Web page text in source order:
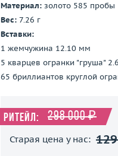
Материал: золото 585 пробы
Вес: 7.26 г
Вставки:
1 жемчужина 12.10 мм
5 кварцев огранки "груша"
65 бриллиантов круглой
Ритейл: 298 000 ₽
Старая цена у нас: